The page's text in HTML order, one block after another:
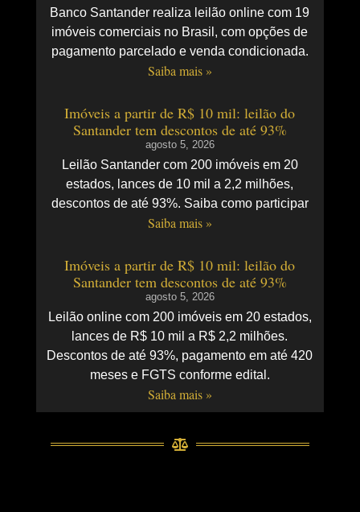
Banco Santander realiza leilão online com 19
imóveis comerciais no Brasil, com opções de
pagamento parcelado e venda condicionada.
Saiba mais »
Imóveis a partir de R$ 10 mil: leilão do
Santander tem descontos de até 93%
agosto 5, 2026
Leilão Santander com 200 imóveis em 20
estados, lances de 10 mil a 2,2 milhões,
descontos de até 93%. Saiba como participar
Saiba mais »
Imóveis a partir de R$ 10 mil: leilão do
Santander tem descontos de até 93%
agosto 5, 2026
Leilão online com 200 imóveis em 20 estados,
lances de R$ 10 mil a R$ 2,2 milhões.
Descontos de até 93%, pagamento em até 420
meses e FGTS conforme edital.
Saiba mais »